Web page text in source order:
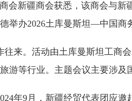
会新疆商会获悉，该商会与
举办2026土库曼斯坦—中国商
。活动由土库曼斯坦工商
等行业。主题会议主要涉及
9月，新疆经贸代表团应邀